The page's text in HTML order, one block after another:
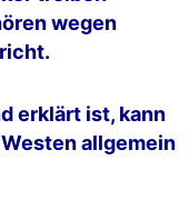
wegen
erklärt ist, kann
allgemein